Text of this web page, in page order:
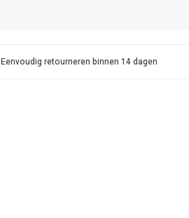
Eenvoudig retourneren binnen 14 dagen